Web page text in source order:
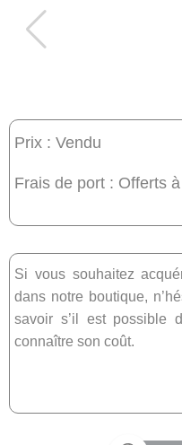
Prix : Vendu
Frais de port : Offerts
Si vous souhaitez
dans notre boutique,
savoir s’il est possible
connaître son coût.